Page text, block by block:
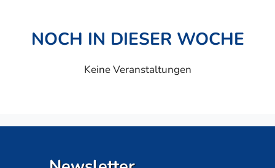
NOCH IN DIESER WOCHE
Keine Veranstaltungen